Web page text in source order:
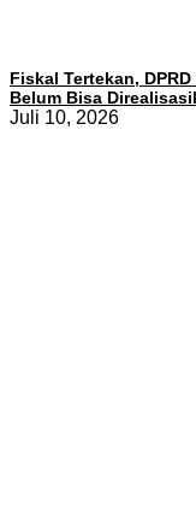
Fiskal Tertekan,
Belum Bisa
Juli 10, 2026